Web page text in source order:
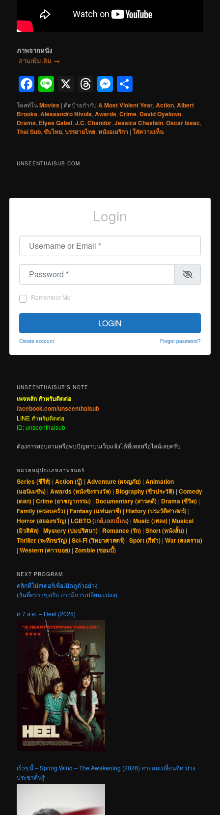
ภาพจากหนัง
อ่านเพิ่มเติม →
Facebook
Line
X Threads
Messenger
โพสท์ในMovies | ติดป้ายกำกับ A Most Violent Year,Action,Albert
Brooks,Alessandro Nivola,Awards,Crime, David Oyelowo,
Drama, Elyes Gabel,J.C. Chandor,Jessica Chastain,Oscar Isaac,
Thai Sub,ซับไทย,บรรยายไทย,หนังอเมริกา |ใส่ความเห็น
UNSEENTHAISUB.COM
Login
Username or Email
Password
Remember Me
LOGIN
Create account Forgot password?
UNSEENTHAISUB’S NOTE
เพจหลัก สำหรับติดต่อ
facebook.com/unseenthaisub
LINE สำหรับติดต่อ
ID: unseenthaisub
ต้องการสอบถามหรือพบปัญหาบนเว็บแจ้งได้ที่เพจหรือไลน์เลยครับ
หมวดหมู่ประเภทภาพยนตร์
Series (ซีรีส์) |Action (บู๊) |Adventure (ผจญภัย) |Animation
(แอนิเมชัน) |Awards (หนังชิงรางวัล) | Biography (ชีวประวัติ) |Comedy
(ตลก) |Crime (อาชญากรรม) | Documentary (สารคดี) | Drama (ชีวิต) |
Family (ครอบครัว) |Fantasy (แฟนตาซี) |History (ประวัติศาสตร์) |
Horror (สยองขวัญ) | LGBTQ (เกย์,เลสเบี้ยน) |Music (เพลง) |Musical
(มิวสิคัล) |Mystery (ปมปริศนา) | Romance (รัก) |Short (หนังสั้น) |
Thriller (ระทึกขวัญ) |Sci-Fi (วิทยาศาสตร์) |Sport (กีฬา) |War (สงคราม)
|Western (คาวบอย) |Zombie (ซอมบี้)
NEXT PROGRAM
คลิกที่โปสเตอร์เพื่อเปิดดูตัวอย่าง
(วันที่คร่าวๆ ครับ อาจมีการเปลี่ยนแปลง)
ศ 7 ส.ค. – Heel (2025)
เร็วๆ นี้ – Spring Wind – The Awakening (2026) สายลมเปลี่ยนทิศ ปวง
ประชาตื่นรู้